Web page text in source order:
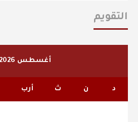
التقويم
أغسطس 2026
د ن ث أرب